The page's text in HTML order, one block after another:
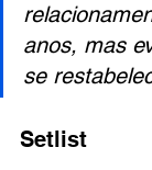
anos, mas
se
Setlist